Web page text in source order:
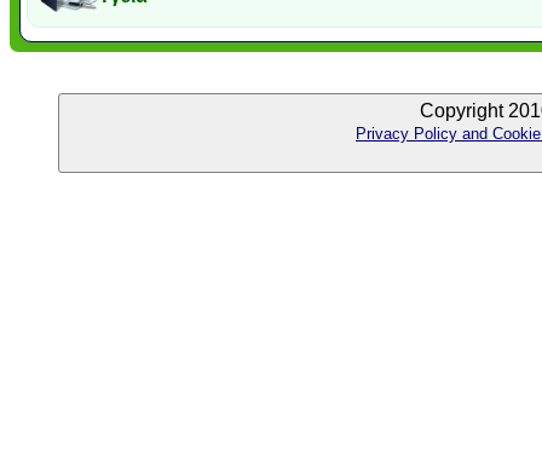
Copyright
Privacy Policy and